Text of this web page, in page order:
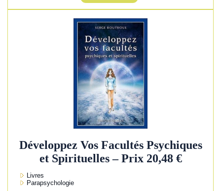
Développez Vos Facultés Psychiques
et Spirituelles – Prix 20,48 €
Livres
Parapsychologie